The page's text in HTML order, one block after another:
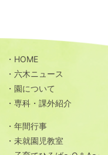
HOME
六木ニュース
園について
専科・課外紹介
年間行事
未就園児教室